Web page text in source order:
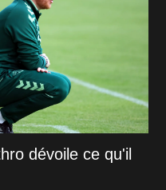
dévoile ce qu'il